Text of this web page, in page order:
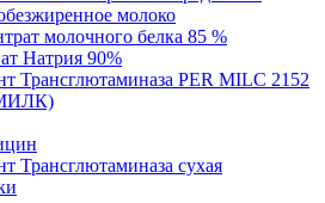
молоко
молочного белка 85 %
Натрия 90%
Трансглютаминаза PER MILC 2152
Трансглютаминаза сухая